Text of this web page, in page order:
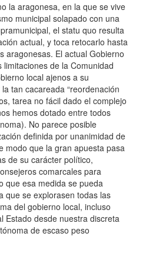
la aragonesa, en la que se vive
municipal solapado con una
el statu quo resulta
actual, y toca retocarlo hasta
aragonesas. El actual Gobierno
de la Comunidad
local ajenos a su
tan cacareada “reordenación
tarea no fácil dado el complejo
hemos dotado entre todos
No parece posible
definida por unanimidad de
modo que la gran apuesta pasa
de su carácter político,
comarcales para
que esa medida se pueda
que se explorasen todas las
del gobierno local, incluso
Estado desde nuestra discreta
de escaso peso